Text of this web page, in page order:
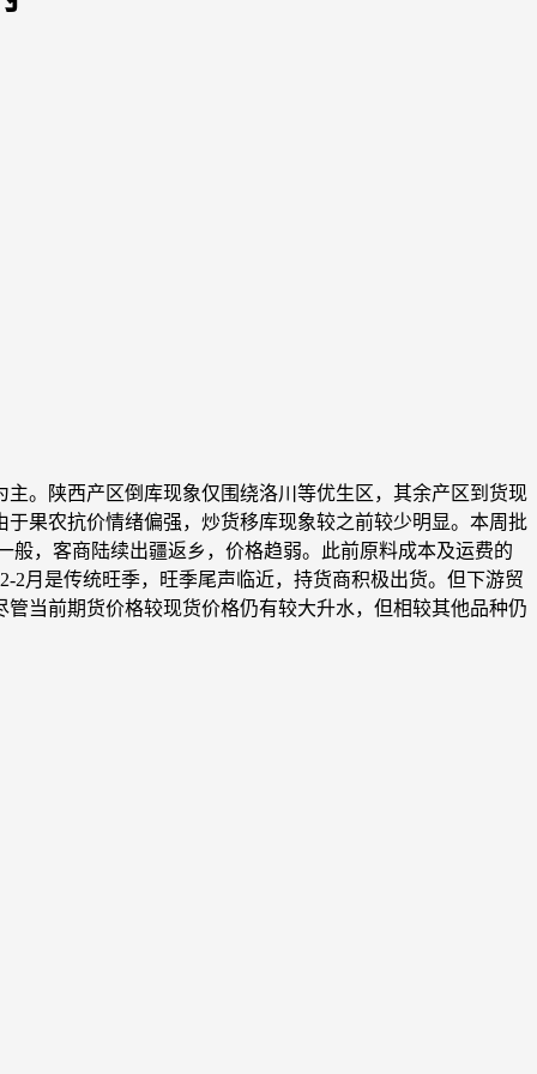
。陕西产区倒库现象仅围绕洛川等优生区，其余产区到货现
果农抗价情绪偏强，炒货移库现象较之前较少明显。本周批
，客商陆续出疆返乡，价格趋弱。此前原料成本及运费的
月是传统旺季，旺季尾声临近，持货商积极出货。但下游贸
当前期货价格较现货价格仍有较大升水，但相较其他品种仍